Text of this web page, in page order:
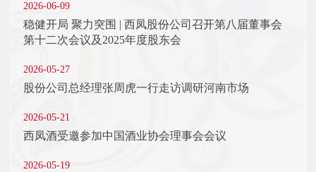
2026-06-09
稳健开局 聚力突围 | 西凤股份公司召开第八届董事会
第十二次会议及2025年度股东会
2026-05-27
股份公司总经理张周虎一行走访调研河南市场
2026-05-21
西凤酒受邀参加中国酒业协会理事会会议
2026-05-19